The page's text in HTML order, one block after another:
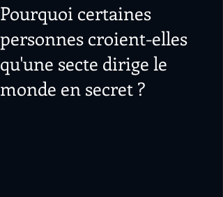
Pourquoi certaines
personnes croient-elles
qu'une secte dirige le
monde en secret ?